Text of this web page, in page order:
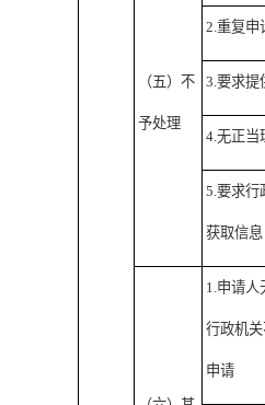
（五）不
予处理
2.重复申
3.要求提
4.无正当
5.要求行
获取信息
1.申请人
行政机
申请